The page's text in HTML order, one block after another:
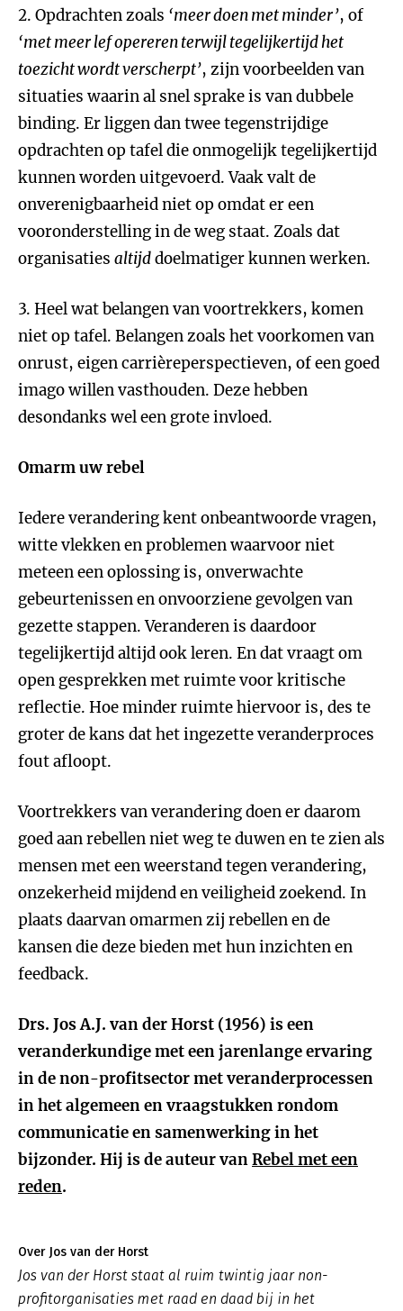
2. Opdrachten zoals ‘meer doen met minder’, of
‘met meer lef opereren terwijl tegelijkertijd het
toezicht wordt verscherpt’, zijn voorbeelden van
situaties waarin al snel sprake is van dubbele
binding. Er liggen dan twee tegenstrijdige
opdrachten op tafel die onmogelijk tegelijkertijd
kunnen worden uitgevoerd. Vaak valt de
onverenigbaarheid niet op omdat er een
vooronderstelling in de weg staat. Zoals dat
organisaties altijddoelmatiger kunnen werken.
3. Heel wat belangen van voortrekkers, komen
niet op tafel. Belangen zoals het voorkomen van
onrust, eigen carrièreperspectieven, of een goed
imago willen vasthouden. Deze hebben
desondanks wel een grote invloed.
Omarm uw rebel
Iedere verandering kent onbeantwoorde vragen,
witte vlekken en problemen waarvoor niet
meteen een oplossing is, onverwachte
gebeurtenissen en onvoorziene gevolgen van
gezette stappen. Veranderen is daardoor
tegelijkertijd altijd ook leren. En dat vraagt om
open gesprekken met ruimte voor kritische
reflectie. Hoe minder ruimte hiervoor is, des te
groter de kans dat het ingezette veranderproces
fout afloopt.
Voortrekkers van verandering doen er daarom
goed aan rebellen niet weg te duwen en te zien als
mensen met een weerstand tegen verandering,
onzekerheid mijdend en veiligheid zoekend. In
plaats daarvan omarmen zij rebellen en de
kansen die deze bieden met hun inzichten en
feedback.
Drs. Jos A.J. van der Horst (1956) is een
veranderkundige met een jarenlange ervaring
in de non-profitsector met veranderprocessen
in het algemeen en vraagstukken rondom
communicatie en samenwerking in het
bijzonder. Hij is de auteur vanRebel met een
reden.
Over Jos van der Horst
Jos van der Horst staat al ruim twintig jaar non-
profitorganisaties met raad en daad bij in het